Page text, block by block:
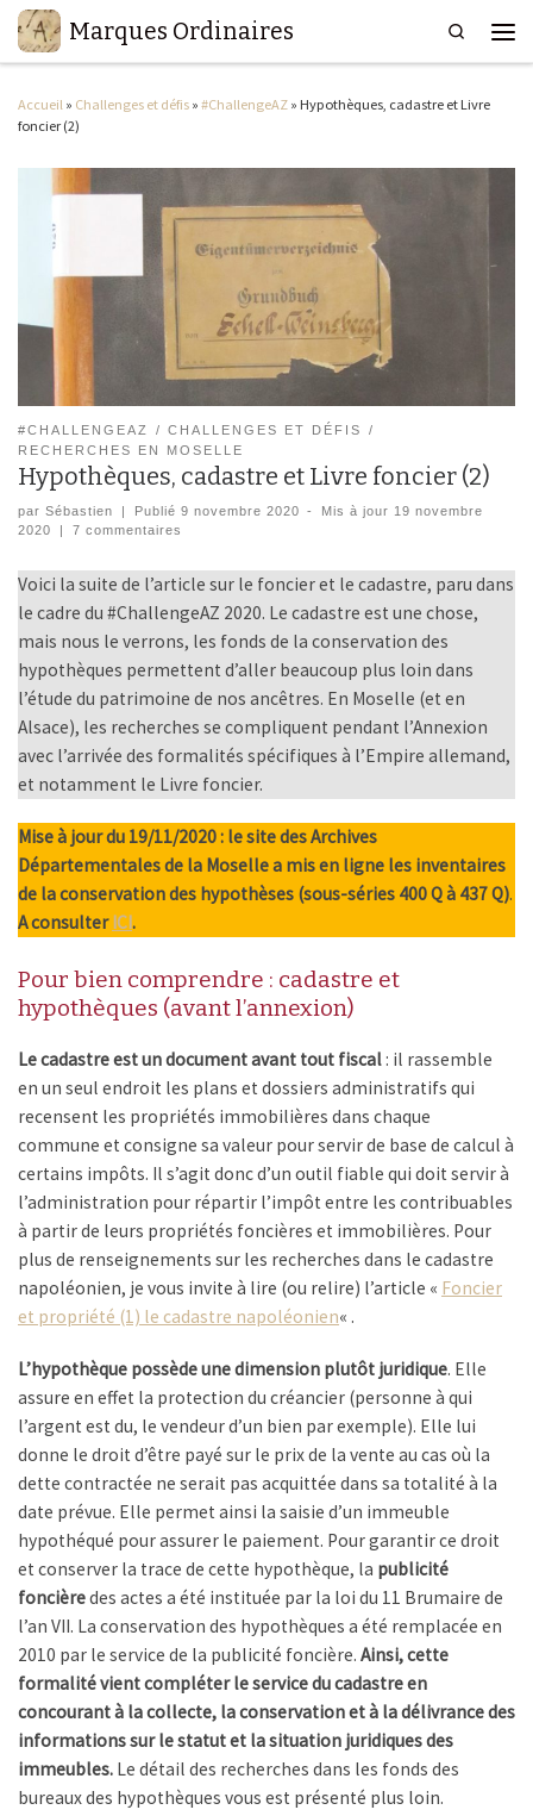
Passer au contenu
Marques Ordinaires
Search
Accueil » Challenges et défis » #ChallengeAZ » Hypothèques, cadastre et Livre
foncier (2)
#CHALLENGEAZ
CHALLENGES ET DÉFIS
RECHERCHES EN MOSELLE
Hypothèques, cadastre et Livre foncier (2)
par Sébastien Publié 9 novembre 2020 - Mis à jour 19 novembre
2020
7 commentaires
Voici la suite de l’article sur le foncier et le cadastre, paru dans
le cadre du #ChallengeAZ 2020. Le cadastre est une chose,
mais nous le verrons, les fonds de la conservation des
hypothèques permettent d’aller beaucoup plus loin dans
l’étude du patrimoine de nos ancêtres. En Moselle (et en
Alsace), les recherches se compliquent pendant l’Annexion
avec l’arrivée des formalités spécifiques à l’Empire allemand,
et notamment le Livre foncier.
Mise à jour du 19/11/2020 : le site des Archives
Départementales de la Moselle a mis en ligne les inventaires
de la conservation des hypothèses (sous-séries 400 Q à 437 Q).
A consulterICI.
Pour bien comprendre : cadastre et
hypothèques (avant l’annexion)
Le cadastre est un document avant tout fiscal : il rassemble
en un seul endroit les plans et dossiers administratifs qui
recensent les propriétés immobilières dans chaque
commune et consigne sa valeur pour servir de base de calcul à
certains impôts. Il s’agit donc d’un outil fiable qui doit servir à
l’administration pour répartir l’impôt entre les contribuables
à partir de leurs propriétés foncières et immobilières. Pour
plus de renseignements sur les recherches dans le cadastre
napoléonien, je vous invite à lire (ou relire) l’article « Foncier
et propriété (1) le cadastre napoléonien« .
L’hypothèque possède une dimension plutôt juridique. Elle
assure en effet la protection du créancier (personne à qui
l’argent est du, le vendeur d’un bien par exemple). Elle lui
donne le droit d’être payé sur le prix de la vente au cas où la
dette contractée ne serait pas acquittée dans sa totalité à la
date prévue. Elle permet ainsi la saisie d’un immeuble
hypothéqué pour assurer le paiement. Pour garantir ce droit
et conserver la trace de cette hypothèque, la publicité
foncièredes actes a été instituée par la loi du 11 Brumaire de
l’an VII. La conservation des hypothèques a été remplacée en
2010 par le service de la publicité foncière. Ainsi, cette
formalité vient compléter le service du cadastre en
concourant à la collecte, la conservation et à la délivrance des
informations sur le statut et la situation juridiques des
immeubles. Le détail des recherches dans les fonds des
bureaux des hypothèques vous est présenté plus loin.